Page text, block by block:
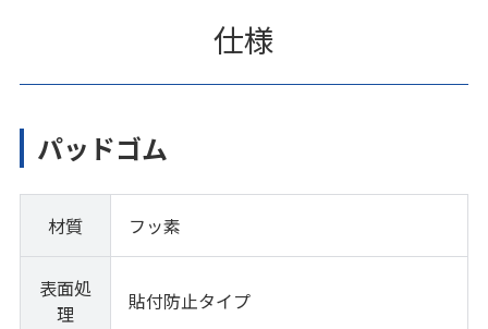
仕様
パッドゴム
材質 フッ素
表面処
理
貼付防止タイプ